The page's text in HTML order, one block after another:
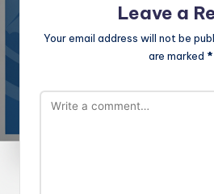
Leave a
Your email address will not be
are marked *